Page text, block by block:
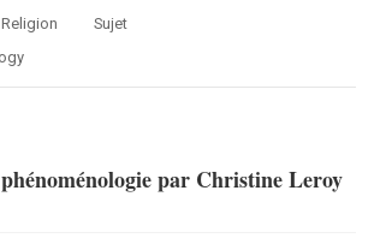
Religion
Sujet
par Christine Leroy